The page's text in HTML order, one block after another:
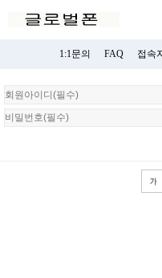
1:1문의 FAQ 접속
회
원
로